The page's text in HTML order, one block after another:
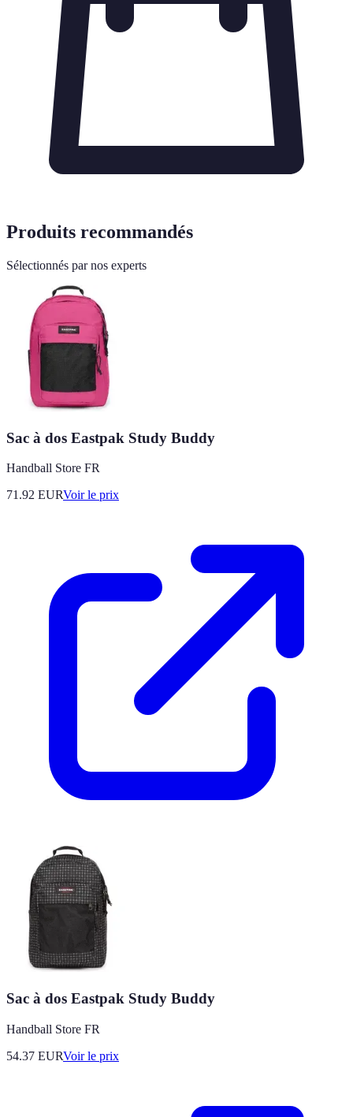
Produits recommandés
Sélectionnés par nos experts
Sac à dos Eastpak Study Buddy
Handball Store FR
71.92 EURVoir le prix
Sac à dos Eastpak Study Buddy
Handball Store FR
54.37 EURVoir le prix